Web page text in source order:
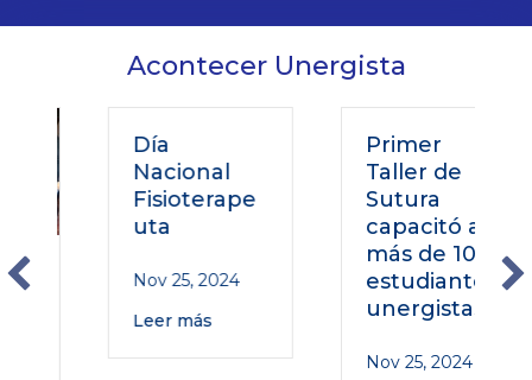
Acontecer Unergista
Día
Nacional
Fisioterape
uta
Nov 25, 2024
Leer más
Primer
Taller de
Sutura
capacitó a
más de 100
estudiantes
unergistas
Nov 25, 2024